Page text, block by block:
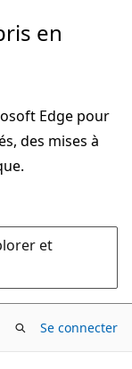
en
Edge pour
des mises à
et
Se connecter